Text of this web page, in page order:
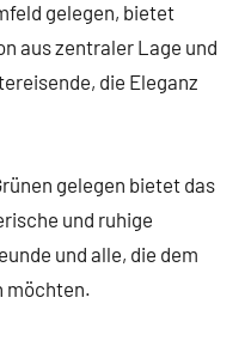
gelegen, bietet
aus zentraler Lage und
die Eleganz
gelegen bietet das
und ruhige
und alle, die dem
möchten.